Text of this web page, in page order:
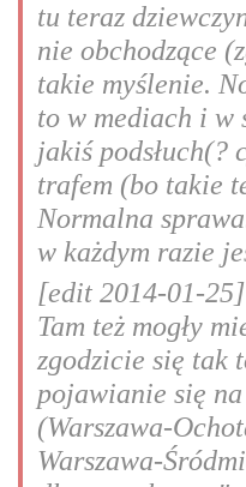
tu teraz
nie obchodzące
takie myślenie.
to w mediach i w
jakiś podsłuch(?
trafem (bo takie
Normalna
w każdym razie
[edit 2014-01-
Tam też mogły
zgodzicie się tak
pojawianie się
(Warszawa-
Warszawa-